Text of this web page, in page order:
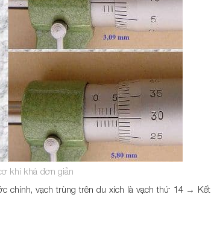
khí khá đơn giản
chính, vạch trùng trên du xích là vạch thứ 14 → Kết